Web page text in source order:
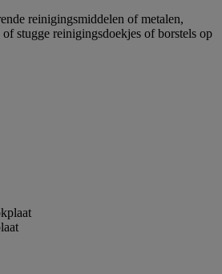
reinigingsmiddelen of metalen,
of stugge reinigingsdoekjes of borstels op